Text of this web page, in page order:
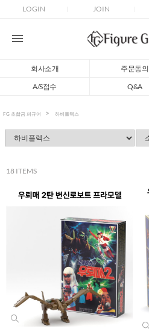
LOGIN JOIN
회사소개 주문동의
A/S접수
Q&A
FG 초합금 피규어 하비플렉스
18 ITEMS